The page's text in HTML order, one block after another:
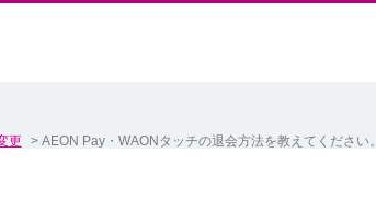
更 > AEON Pay・WAONタッチの退会方法を教えてください。